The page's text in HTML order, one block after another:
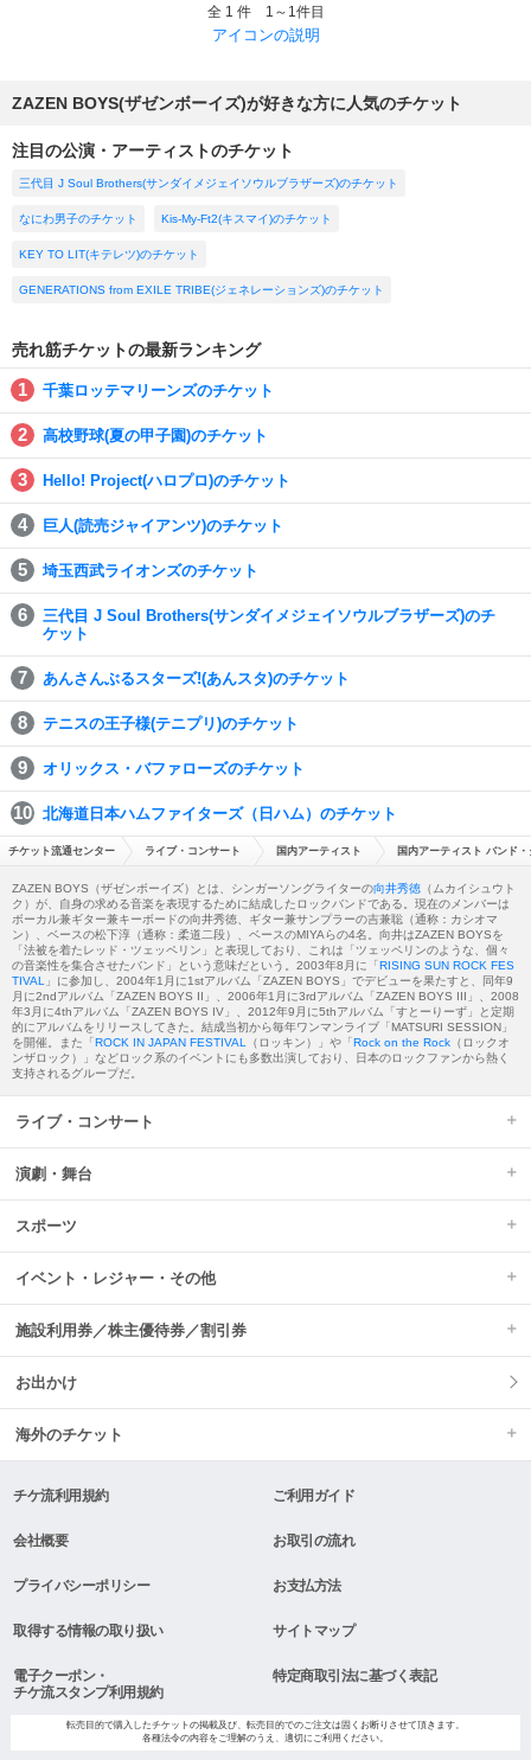
全 1 件 1～1件目
アイコンの説明
ZAZEN BOYS(ザゼンボーイズ)が好きな方に人気のチケット
注目の公演・アーティストのチケット
三代目 J Soul Brothers(サンダイメジェイソウルブラザーズ)のチケット
なにわ男子のチケット Kis-My-Ft2(キスマイ)のチケット
KEY TO LIT(キテレツ)のチケット
GENERATIONS from EXILE TRIBE(ジェネレーションズ)のチケット
売れ筋チケットの最新ランキング
千葉ロッテマリーンズのチケット
高校野球(夏の甲子園)のチケット
Hello! Project(ハロプロ)のチケット
巨人(読売ジャイアンツ)のチケット
埼玉西武ライオンズのチケット
三代目 J Soul Brothers(サンダイメジェイソウルブラザーズ)のチ
ケット
あんさんぶるスターズ!(あんスタ)のチケット
テニスの王子様(テニプリ)のチケット
オリックス・バファローズのチケット
北海道日本ハムファイターズ（日ハム）のチケット
チケット流通センター ライブ・コンサート 国内アーティスト 国内アーティスト バンド
ZAZEN BOYS（ザゼンボーイズ）とは、シンガーソングライターの向井秀徳 （ムカイシュウト
ク）が、自身の求める音楽を表現するために結成したロックバンドである。現在のメンバーは
ボーカル兼ギター兼キーボードの向井秀徳、ギター兼サンプラーの吉兼聡（通称：カシオマ
ン）、ベースの松下淳（通称：柔道二段）、ベースのMIYAらの4名。向井はZAZEN BOYSを
「法被を着たレッド・ツェッペリン」と表現しており、これは「ツェッペリンのような、個々
の音楽性を集合させたバンド」という意味だという。2003年8月に「RISING SUN ROCK FES
TIVAL
」に参加し、2004年1月に1stアルバム「ZAZEN BOYS」でデビューを果たすと、同年9
月に2ndアルバム「ZAZEN BOYS II」、2006年1月に3rdアルバム「ZAZEN BOYS III」、2008
年3月に4thアルバム「ZAZEN BOYS IV」、2012年9月に5thアルバム「すとーりーず」と定期
的にアルバムをリリースしてきた。結成当初から毎年ワンマンライブ「MATSURI SESSION」
を開催。また「ROCK IN JAPAN FESTIVAL （ロッキン）」や「Rock on the Rock （ロックオ
ンザロック）」などロック系のイベントにも多数出演しており、日本のロックファンから熱く
支持されるグループだ。
ライブ・コンサート
演劇・舞台
スポーツ
イベント・レジャー・その他
施設利用券／株主優待券／割引券
お出かけ
海外のチケット
チケ流利用規約 ご利用ガイド
会社概要 お取引の流れ
プライバシーポリシー お支払方法
取得する情報の取り扱い サイトマップ
電子クーポン・
チケ流スタンプ利用規約
特定商取引法に基づく表記
転売目的で購入したチケットの掲載及び、転売目的でのご注文は固くお断りさせて頂きます。
各種法令の内容をご理解のうえ、適切にご利用ください。